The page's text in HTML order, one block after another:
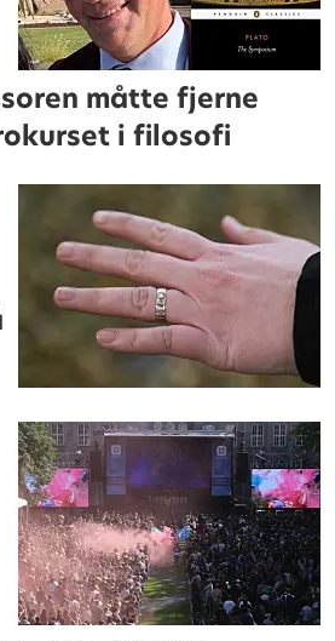
måtte fjerne
i filosofi